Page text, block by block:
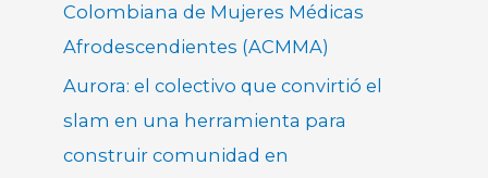
Colombiana de Mujeres Médicas
Afrodescendientes (ACMMA)
Aurora: el colectivo que convirtió el
slam en una herramienta para
construir comunidad en